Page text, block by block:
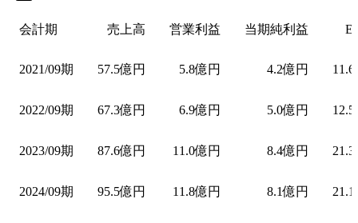
会計期 売上高 営業利益 当期純利益
2021/09期 57.5億円 5.8億円 4.2億円
2022/09期 67.3億円 6.9億円 5.0億円
2023/09期 87.6億円 11.0億円 8.4億円
2024/09期 95.5億円 11.8億円 8.1億円